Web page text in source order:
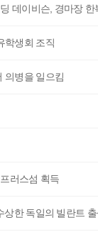
데이비슨, 경마장
학생회 조직
의병을 일으킴
러스섬 획득
상한 독일의 빌란트